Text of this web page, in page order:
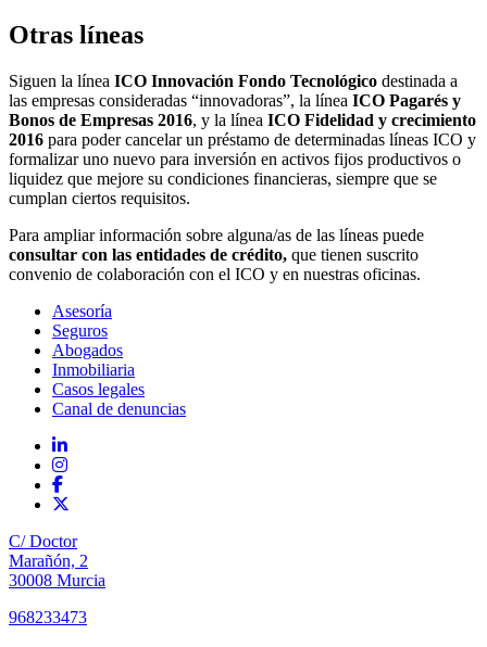
Otras líneas
Siguen la línea ICO Innovación Fondo Tecnológico destinada a
las empresas consideradas “innovadoras”, la línea ICO Pagarés y
Bonos de Empresas 2016, y la línea ICO Fidelidad y crecimiento
2016 para poder cancelar un préstamo de determinadas líneas ICO y
formalizar uno nuevo para inversión en activos fijos productivos o
liquidez que mejore su condiciones financieras, siempre que se
cumplan ciertos requisitos.
Para ampliar información sobre alguna/as de las líneas puede
consultar con las entidades de crédito, que tienen suscrito
convenio de colaboración con el ICO y en nuestras oficinas.
Asesoría
Seguros
Abogados
Inmobiliaria
Casos legales
Canal de denuncias
C/ Doctor
Marañón, 2
30008 Murcia
968233473